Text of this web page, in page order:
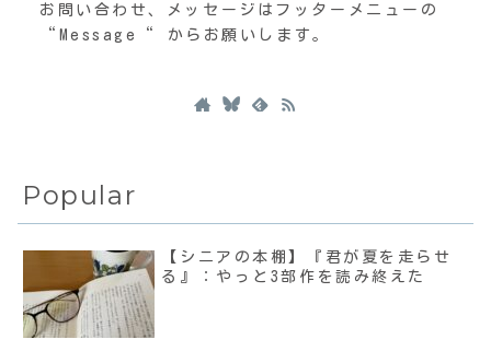
お問い合わせ、メッセージはフッターメニューの
“Message“ からお願いします。
Popular
【シニアの本棚】『君が夏を走らせ
る』：やっと3部作を読み終えた